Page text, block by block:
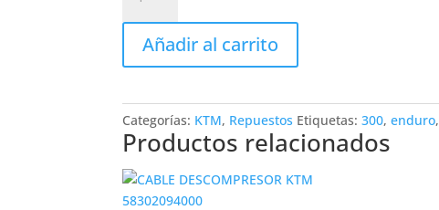
$50.$25.
VALVULA
ESCAPE
300
2009
5483700500015
cantidad
Añadir al carrito
Categorías: KTM, Repuestos Etiquetas:300,enduro,
Productos relacionados